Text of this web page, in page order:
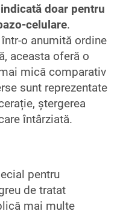
indicată doar pentru
celulare.
o anumită ordine
aceasta oferă o
mică comparativ
sunt reprezentate
ștergerea
întârziată.
pentru
de tratat
mai multe